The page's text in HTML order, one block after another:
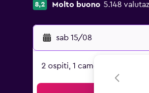
8,2 Molto buono 5.148
sab 15/08
2 ospiti, 1 camera